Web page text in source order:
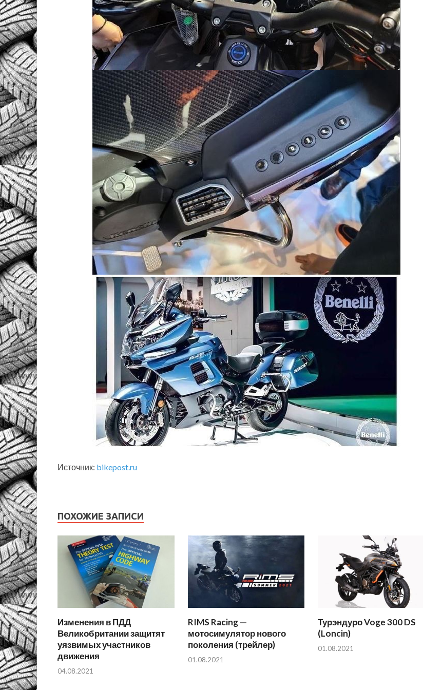
Источник: bikepost.ru
ПОХОЖИЕ ЗАПИСИ
Изменения в ПДД
Великобритании защитят
уязвимых участников
движения
04.08.2021
RIMS Racing —
мотосимулятор нового
поколения (трейлер)
01.08.2021
Турэндуро Voge 300 DS
(Loncin)
01.08.2021